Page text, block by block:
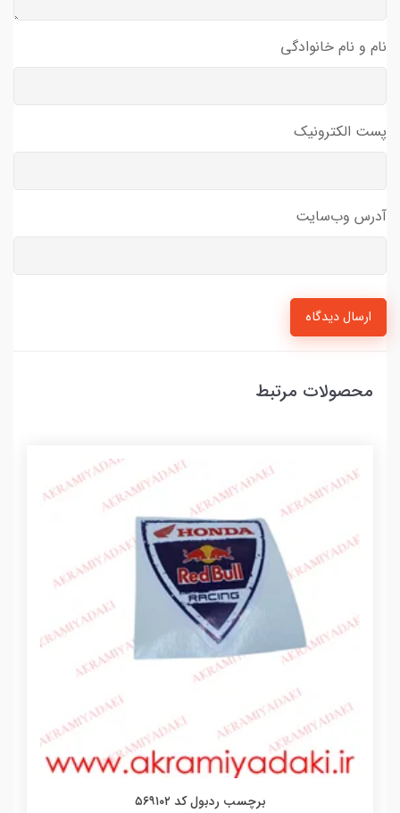
نام و نام خانوادگی
پست الکترونیک
آدرس وب‌سایت
ارسال دیدگاه
محصولات مرتبط
برچسب ردبول کد ۵۶۹۱۰۲